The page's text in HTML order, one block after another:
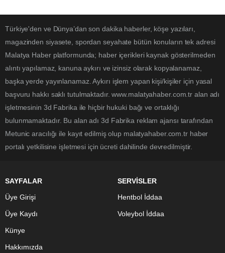
Türkiye'den ve Dünya’dan son dakika haberler, köşe yazıları,
magazinden siyasete, spordan seyahate bütün konuların tek adresi
Malatya Haber platformunda; haber içerikleri kaynak gösterilmeden
alıntı yapılamaz, kanuna aykırı ve izinsiz olarak kopyalanamaz,
başka yerde yayınlanamaz. Aykırı işlem yapan kişi/kişiler için yasal
başvuru hakkı saklı tutulmaktadır. www.malatyahaber.com.tr alan adı
işletmesinin 3d Fabrika ile hiçbir hukuki bağı ve ortaklığı
bulunmamaktadır. Bu alan adı 3d Fabrika reklam ajansı tarafından
Metunic aracılığı ile kayıt edilmiş olup malatyahaber.com.tr haber
portalı yetkilisine işletmesi için ücreti dahilinde devredilmiştir.
SAYFALAR
Üye Girişi
Üye Kaydı
Künye
Hakkımızda
SERVİSLER
Hentbol İddaa
Voleybol İddaa